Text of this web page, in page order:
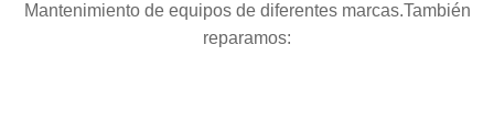
Mantenimiento de equipos de diferentes marcas.También
reparamos: